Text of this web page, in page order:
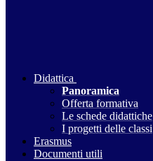
Didattica
Panoramica
Offerta formativa
Le schede didattiche
I progetti delle classi
Erasmus
Documenti utili